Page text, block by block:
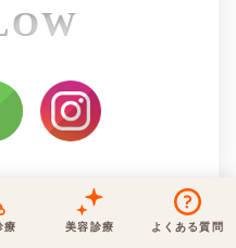
松下医師のインスタ
サイトマップ
療
休診です
美容診療 よくある質問
美容診療
路を調べる